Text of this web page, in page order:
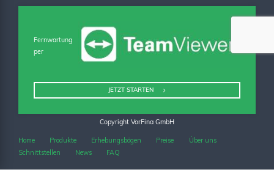
Fernwartung
per
JETZT STARTEN
Copyright VorFina GmbH
Home Produkte Erhebungsbögen Preise
Über uns
Schnittstellen
News FAQ